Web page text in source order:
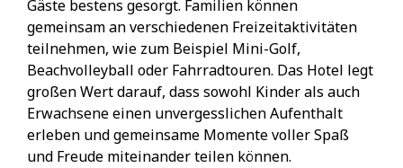
Gäste bestens gesorgt. Familien können
gemeinsam an verschiedenen Freizeitaktivitäten
teilnehmen, wie zum Beispiel Mini-Golf,
Beachvolleyball oder Fahrradtouren. Das Hotel legt
großen Wert darauf, dass sowohl Kinder als auch
Erwachsene einen unvergesslichen Aufenthalt
erleben und gemeinsame Momente voller Spaß
und Freude miteinander teilen können.